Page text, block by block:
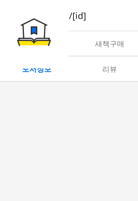
book/rent/[id]
대여 새책구매
도서정보 리뷰